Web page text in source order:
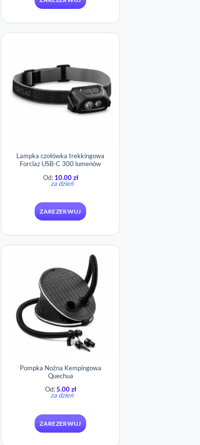
Lampka czołówka trekkingowa
Forclaz USB-C 300 lumenów
Od: 10.00zł
za dzień
ZAREZERWUJ
Pompka Nożna Kempingowa
Quechua
Od:5.00zł
za dzień
ZAREZERWUJ